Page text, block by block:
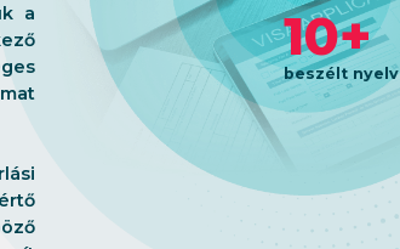
a
10+
beszélt nyelv